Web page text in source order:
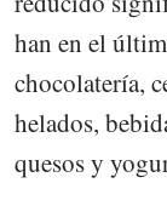
han en el
chocolatería,
helados,
quesos y